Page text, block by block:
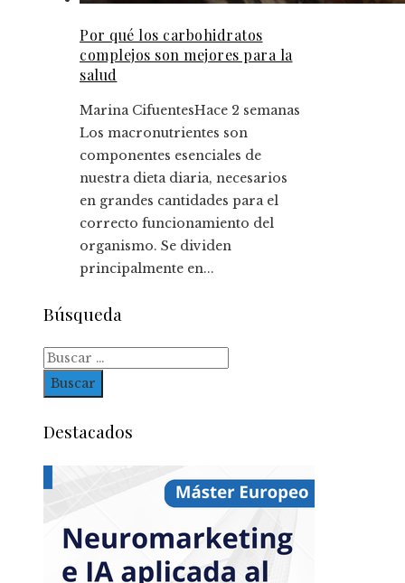
Por qué los carbohidratos
complejos son mejores para la
salud
Marina CifuentesHace 2 semanas
Los macronutrientes son
componentes esenciales de
nuestra dieta diaria, necesarios
en grandes cantidades para el
correcto funcionamiento del
organismo. Se dividen
principalmente en...
Búsqueda
Buscar:
Destacados